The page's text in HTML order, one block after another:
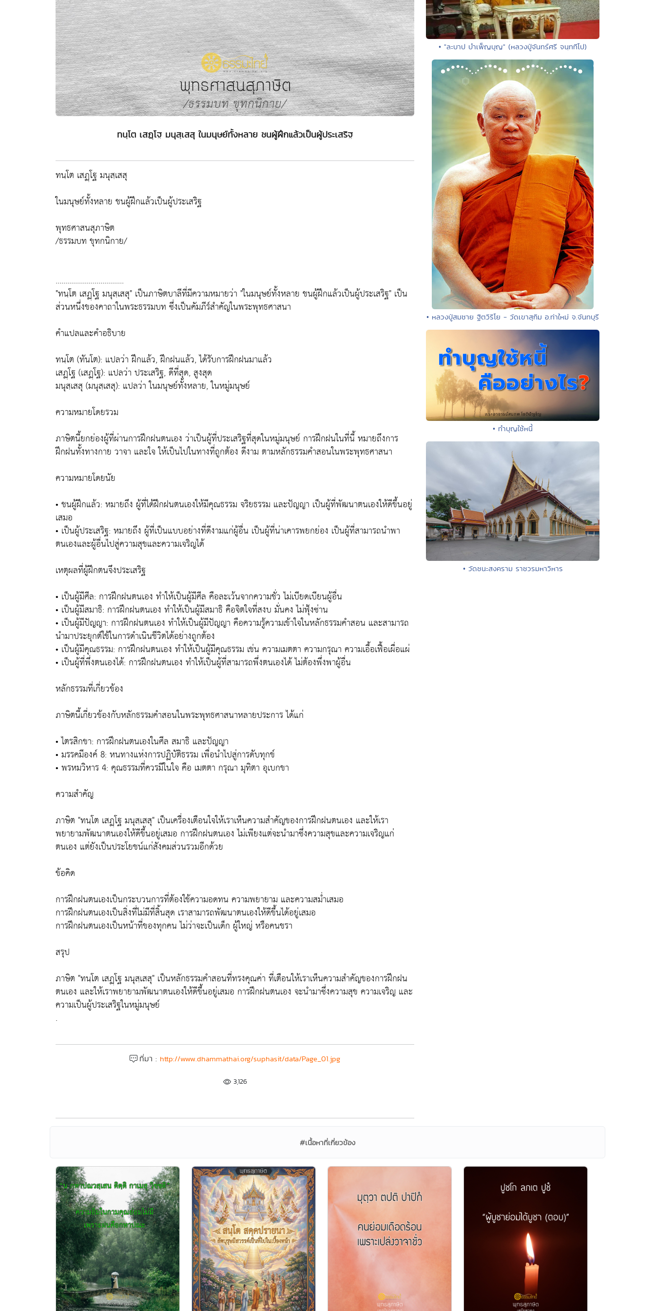
ทนฺโต เสฏฺโฐ มนุสฺเสสุ ในมนุษย์ทั้งหลาย ชนผู้ฝึกแล้วเป็นผู้ประเสริฐ
ทนฺโต เสฏฺโฐ มนุสฺเสสุ
ในมนุษย์ทั้งหลาย ชนผู้ฝึกแล้วเป็นผู้ประเสริฐ
พุทธศาสนสุภาษิต
/ธรรมบท ขุทกนิกาย/
...................................
"ทนฺโต เสฏฺโฐ มนุสฺเสสุ" เป็นภาษิตบาลีที่มีความหมายว่า "ในมนุษย์ทั้งหลาย ชนผู้ฝึกแล้วเป็นผู้ประเสริฐ" เป็น
ส่วนหนึ่งของคาถาในพระธรรมบท ซึ่งเป็นคัมภีร์สำคัญในพระพุทธศาสนา
คำแปลและคำอธิบาย
ทนฺโต (ทันโต): แปลว่า ฝึกแล้ว, ฝึกฝนแล้ว, ได้รับการฝึกฝนมาแล้ว
เสฏฺโฐ (เสฏฺโฐ): แปลว่า ประเสริฐ, ดีที่สุด, สูงสุด
มนุสฺเสสุ (มนุสฺเสสุ): แปลว่า ในมนุษย์ทั้งหลาย, ในหมู่มนุษย์
ความหมายโดยรวม
ภาษิตนี้ยกย่องผู้ที่ผ่านการฝึกฝนตนเอง ว่าเป็นผู้ที่ประเสริฐที่สุดในหมู่มนุษย์ การฝึกฝนในที่นี้ หมายถึงการ
ฝึกฝนทั้งทางกาย วาจา และใจ ให้เป็นไปในทางที่ถูกต้อง ดีงาม ตามหลักธรรมคำสอนในพระพุทธศาสนา
ความหมายโดยนัย
• ชนผู้ฝึกแล้ว: หมายถึง ผู้ที่ได้ฝึกฝนตนเองให้มีคุณธรรม จริยธรรม และปัญญา เป็นผู้ที่พัฒนาตนเองให้ดีขึ้นอยู่
เสมอ
• เป็นผู้ประเสริฐ: หมายถึง ผู้ที่เป็นแบบอย่างที่ดีงามแก่ผู้อื่น เป็นผู้ที่น่าเคารพยกย่อง เป็นผู้ที่สามารถนำพา
ตนเองและผู้อื่นไปสู่ความสุขและความเจริญได้
เหตุผลที่ผู้ฝึกตนจึงประเสริฐ
• เป็นผู้มีศีล: การฝึกฝนตนเอง ทำให้เป็นผู้มีศีล คือละเว้นจากความชั่ว ไม่เบียดเบียนผู้อื่น
• เป็นผู้มีสมาธิ: การฝึกฝนตนเอง ทำให้เป็นผู้มีสมาธิ คือจิตใจที่สงบ มั่นคง ไม่ฟุ้งซ่าน
• เป็นผู้มีปัญญา: การฝึกฝนตนเอง ทำให้เป็นผู้มีปัญญา คือความรู้ความเข้าใจในหลักธรรมคำสอน และสามารถ
นำมาประยุกต์ใช้ในการดำเนินชีวิตได้อย่างถูกต้อง
• เป็นผู้มีคุณธรรม: การฝึกฝนตนเอง ทำให้เป็นผู้มีคุณธรรม เช่น ความเมตตา ความกรุณา ความเอื้อเฟื้อเผื่อแผ่
• เป็นผู้ที่พึ่งตนเองได้: การฝึกฝนตนเอง ทำให้เป็นผู้ที่สามารถพึ่งตนเองได้ ไม่ต้องพึ่งพาผู้อื่น
หลักธรรมที่เกี่ยวข้อง
ภาษิตนี้เกี่ยวข้องกับหลักธรรมคำสอนในพระพุทธศาสนาหลายประการ ได้แก่
• ไตรสิกขา: การฝึกฝนตนเองในศีล สมาธิ และปัญญา
• มรรคมีองค์ 8: หนทางแห่งการปฏิบัติธรรม เพื่อนำไปสู่การดับทุกข์
• พรหมวิหาร 4: คุณธรรมที่ควรมีในใจ คือ เมตตา กรุณา มุทิตา อุเบกขา
ความสำคัญ
ภาษิต "ทนฺโต เสฏฺโฐ มนุสฺเสสุ" เป็นเครื่องเตือนใจให้เราเห็นความสำคัญของการฝึกฝนตนเอง และให้เรา
พยายามพัฒนาตนเองให้ดีขึ้นอยู่เสมอ การฝึกฝนตนเอง ไม่เพียงแต่จะนำมาซึ่งความสุขและความเจริญแก่
ตนเอง แต่ยังเป็นประโยชน์แก่สังคมส่วนรวมอีกด้วย
ข้อคิด
การฝึกฝนตนเองเป็นกระบวนการที่ต้องใช้ความอดทน ความพยายาม และความสม่ำเสมอ
การฝึกฝนตนเองเป็นสิ่งที่ไม่มีที่สิ้นสุด เราสามารถพัฒนาตนเองให้ดีขึ้นได้อยู่เสมอ
การฝึกฝนตนเองเป็นหน้าที่ของทุกคน ไม่ว่าจะเป็นเด็ก ผู้ใหญ่ หรือคนชรา
สรุป
ภาษิต "ทนฺโต เสฏฺโฐ มนุสฺเสสุ" เป็นหลักธรรมคำสอนที่ทรงคุณค่า ที่เตือนให้เราเห็นความสำคัญของการฝึกฝน
ตนเอง และให้เราพยายามพัฒนาตนเองให้ดีขึ้นอยู่เสมอ การฝึกฝนตนเอง จะนำมาซึ่งความสุข ความเจริญ และ
ความเป็นผู้ประเสริฐในหมู่มนุษย์
.
ที่มา : http://www.dhammathai.org/suphasit/data/Page_01.jpg
3,126
• "ละบาป บำเพ็ญบุญ" (หลวงปู่จันทร์ศรี จนฺททีโป)
• หลวงปู่สมชาย ฐิตวิริโย - วัดเขาสุกิม อ.ท่าใหม่ จ.จันทบุรี
• ทำบุญใช้หนี้
• วัดชนะสงคราม ราชวรมหาวิหาร
#เนื้อหาที่เกี่ยวข้อง